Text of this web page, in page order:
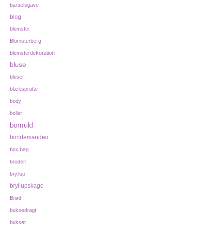
barselsgave
blog
blomster
Blomsterberg
blomsterdekoration
bluse
bluser
blæksprutte
body
boller
bomuld
bondemanden
box bag
broderi
bryllup
bryllupskage
Brød
buksedragt
bukser